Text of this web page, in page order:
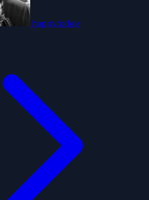
happytodev